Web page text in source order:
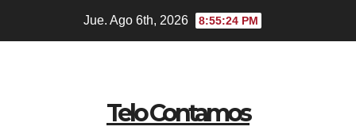
Jue. Ago 6th, 2026 8:55:25 PM
Telo Contamos